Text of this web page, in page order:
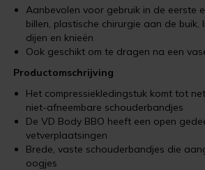
Aanbevolen voor gebruik in de eerste
billen, plastische chirurgie aan de buik,
dijen en knieën
Ook geschikt om te dragen na een
Productomschrijving
Het compressiekledingstuk komt tot
niet-afneembare schouderbandjes
De VD Body BBO heeft een open
vetverplaatsingen
Brede, vaste schouderbandjes die
oogjes